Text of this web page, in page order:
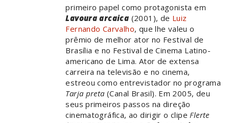
primeiro papel como protagonista em
Lavoura arcaica (2001), de Luiz
Fernando Carvalho, que lhe valeu o
prêmio de melhor ator no Festival de
Brasília e no Festival de Cinema Latino-
americano de Lima. Ator de extensa
carreira na televisão e no cinema,
estreou como entrevistador no programa
Tarja preta (Canal Brasil). Em 2005, deu
seus primeiros passos na direção
cinematográfica, ao dirigir o clipeFlerte